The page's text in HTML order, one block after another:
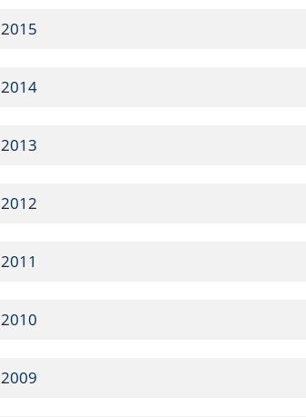
2015
2014
2013
2012
2011
2010
2009